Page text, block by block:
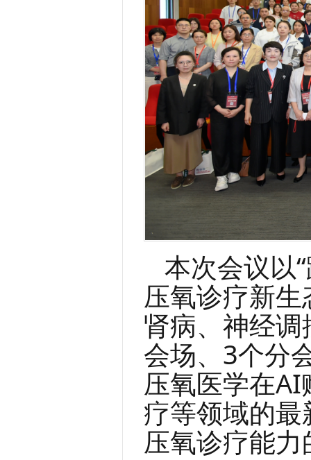
本次会议以
压氧诊疗新
肾病、神经
会场、3个分
压氧医学在
疗等领域的
压氧诊疗能